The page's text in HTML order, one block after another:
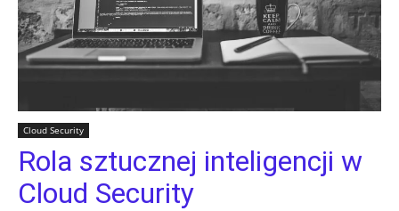
Cloud Security
Rola sztucznej inteligencji w
Cloud Security